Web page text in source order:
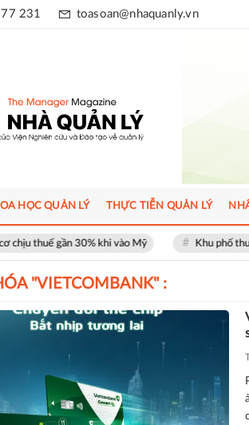
231 toasoan@nhaquanly.vn
30% khi vào Mỹ Khu phố thương mại
HỌC QUẢN LÝ THỰC TIỄN QUẢN LÝ
"VIETCOMBANK" :